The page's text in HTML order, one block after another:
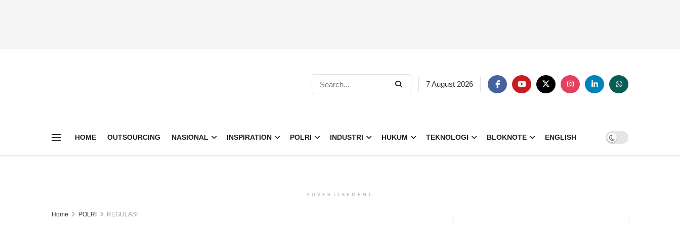
7 August 2026
HOME OUTSOURCING NASIONAL INSPIRATION POLRI INDUSTRI HUKUM TEKNOLOGI BLOKNOTE ENGLISH
ADVERTISEMENT
Home POLRI REGULASI